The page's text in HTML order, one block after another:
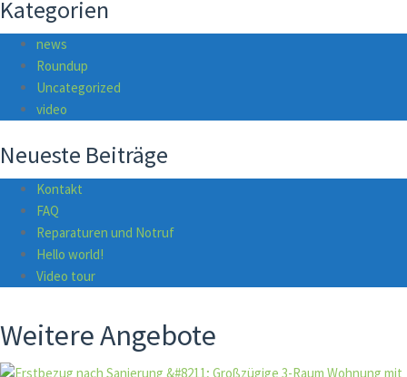
Kategorien
news
Roundup
Uncategorized
video
Neueste Beiträge
Kontakt
FAQ
Reparaturen und Notruf
Hello world!
Video tour
Weitere Angebote